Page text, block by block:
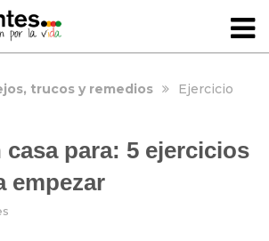
trucos y remedios Ejercicio
casa para: 5 ejercicios
empezar